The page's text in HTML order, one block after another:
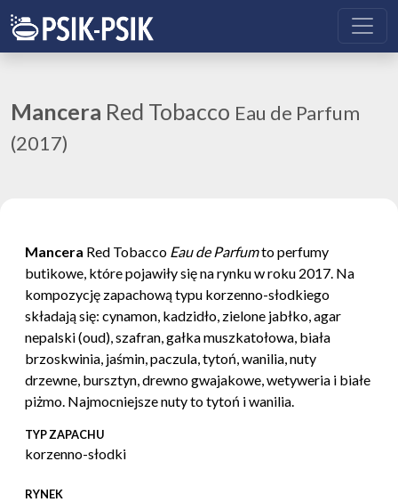
Mancera Red Tobacco Eau de Parfum
(2017)
Mancera Red Tobacco Eau de Parfumto perfumy
butikowe, które pojawiły się na rynku w roku 2017. Na
kompozycję zapachową typu korzenno-słodkiego
składają się: cynamon, kadzidło, zielone jabłko, agar
nepalski (oud), szafran, gałka muszkatołowa, biała
brzoskwinia, jaśmin, paczula, tytoń, wanilia, nuty
drzewne, bursztyn, drewno gwajakowe, wetyweria i białe
piżmo. Najmocniejsze nuty to tytoń i wanilia.
TYP ZAPACHU
korzenno-słodki
RYNEK